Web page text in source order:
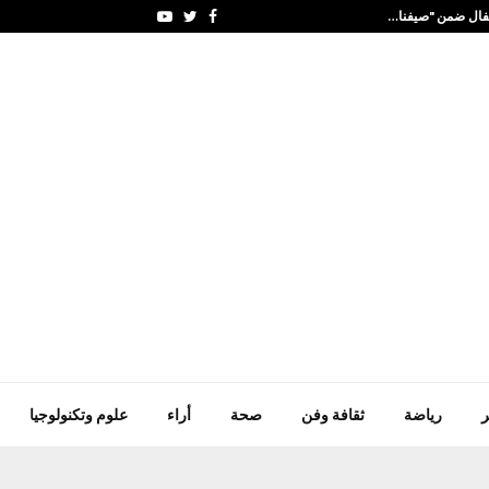
ضمن "صيفنا… Facebook
Twitter
Youtube
رياضة ثقافة وفن صحة أراء علوم وتكنولوجيا